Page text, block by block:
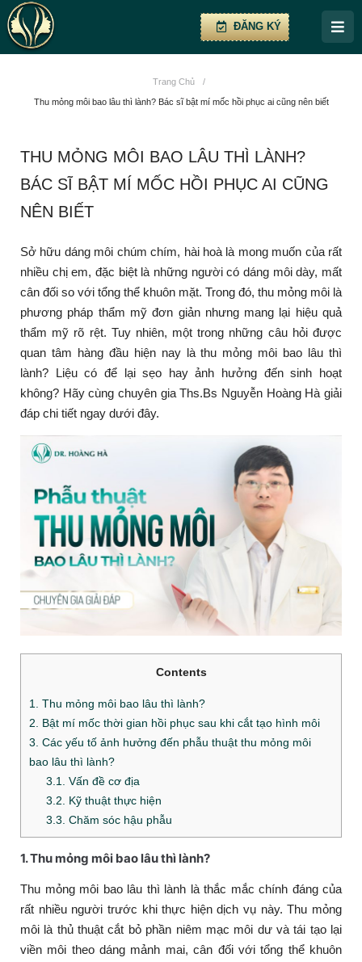
ĐĂNG KÝ
Trang Chủ /
Thu mỏng môi bao lâu thì lành? Bác sĩ bật mí mốc hồi phục ai cũng nên biết
THU MỎNG MÔI BAO LÂU THÌ LÀNH?
BÁC SĨ BẬT MÍ MỐC HỒI PHỤC AI CŨNG
NÊN BIẾT
Sở hữu dáng môi chúm chím, hài hoà là mong muốn của rất
nhiều chị em, đặc biệt là những người có dáng môi dày, mất
cân đối so với tổng thể khuôn mặt. Trong đó, thu mỏng môi là
phương pháp thẩm mỹ đơn giản nhưng mang lại hiệu quả
thẩm mỹ rõ rệt. Tuy nhiên, một trong những câu hỏi được
quan tâm hàng đầu hiện nay là thu mỏng môi bao lâu thì
lành? Liệu có để lại sẹo hay ảnh hưởng đến sinh hoạt
không? Hãy cùng chuyên gia Ths.Bs Nguyễn Hoàng Hà giải
đáp chi tiết ngay dưới đây.
Contents
1. Thu mỏng môi bao lâu thì lành?
2. Bật mí mốc thời gian hồi phục sau khi cắt tạo hình môi
3. Các yếu tố ảnh hưởng đến phẫu thuật thu mỏng môi
bao lâu thì lành?
3.1. Vấn đề cơ địa
3.2. Kỹ thuật thực hiện
3.3. Chăm sóc hậu phẫu
1. Thu mỏng môi bao lâu thì lành?
Thu mỏng môi bao lâu thì lành là thắc mắc chính đáng của
rất nhiều người trước khi thực hiện dịch vụ này. Thu mỏng
môi là thủ thuật cắt bỏ phần niêm mạc môi dư và tái tạo lại
viền môi theo dáng mảnh mai, cân đối với tổng thể khuôn